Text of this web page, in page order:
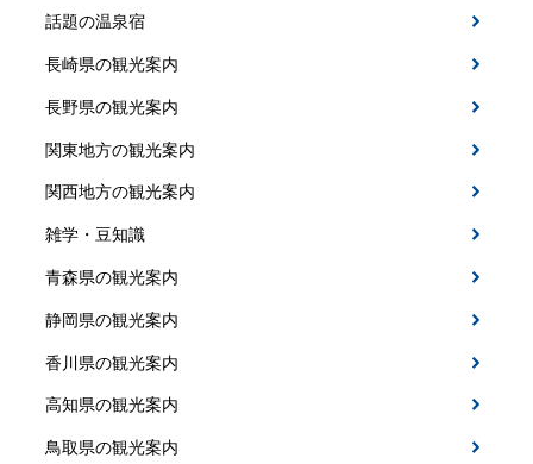
話題の温泉宿
長崎県の観光案内
長野県の観光案内
関東地方の観光案内
関西地方の観光案内
雑学・豆知識
青森県の観光案内
静岡県の観光案内
香川県の観光案内
高知県の観光案内
鳥取県の観光案内